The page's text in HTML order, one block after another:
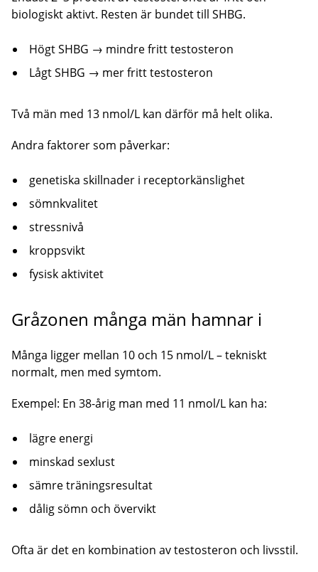
biologiskt aktivt. Resten är bundet till SHBG.
Högt SHBG → mindre fritt testosteron
Lågt SHBG → mer fritt testosteron
Två män med 13 nmol/L kan därför må helt olika.
Andra faktorer som påverkar:
genetiska skillnader i receptorkänslighet
sömnkvalitet
stressnivå
kroppsvikt
fysisk aktivitet
Gråzonen många män hamnar i
Många ligger mellan 10 och 15 nmol/L – tekniskt
normalt, men med symtom.
Exempel: En 38-årig man med 11 nmol/L kan ha:
lägre energi
minskad sexlust
sämre träningsresultat
dålig sömn och övervikt
Ofta är det en kombination av testosteron och livsstil.